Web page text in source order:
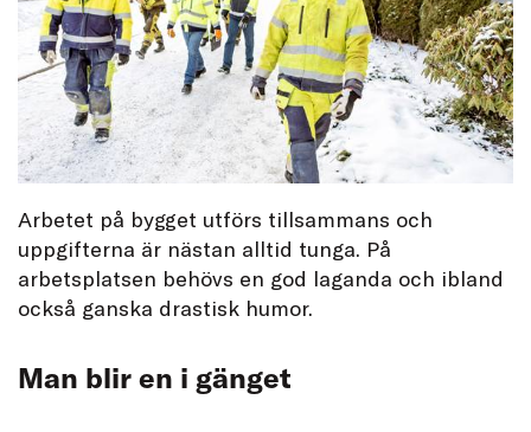
Arbetet på bygget utförs tillsammans och
uppgifterna är nästan alltid tunga. På
arbetsplatsen behövs en god laganda och ibland
också ganska drastisk humor.
Man blir en i gänget